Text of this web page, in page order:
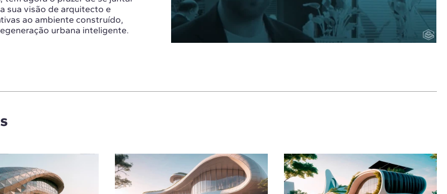
sua visão de arquitecto e
ao ambiente construído,
urbana inteligente.